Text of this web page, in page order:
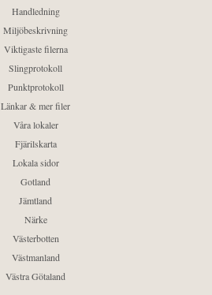
Handledning
Miljöbeskrivning
Viktigaste filerna
Slingprotokoll
Punktprotokoll
Länkar & mer filer
Våra lokaler
Fjärilskarta
Lokala sidor
Gotland
Jämtland
Närke
Västerbotten
Västmanland
Västra Götaland